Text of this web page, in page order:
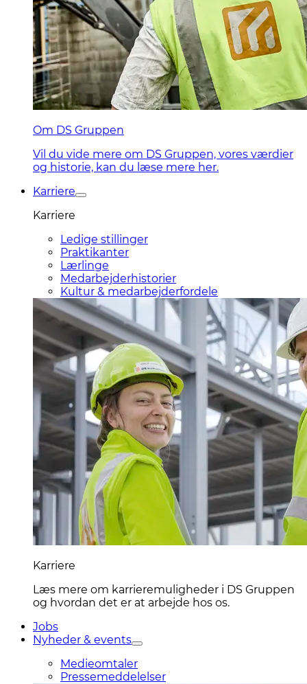
Om DS Gruppen
Vil du vide mere om DS Gruppen, vores værdier
og historie, kan du læse mere her.
Karriere
Karriere
Ledige stillinger
Praktikanter
Lærlinge
Medarbejderhistorier
Kultur & medarbejderfordele
Karriere
Læs mere om karrieremuligheder i DS Gruppen
og hvordan det er at arbejde hos os.
Jobs
Nyheder & events
Medieomtaler
Pressemeddelelser